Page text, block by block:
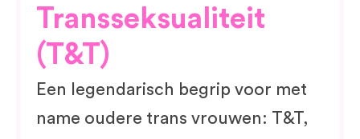
Transseksualiteit
(T&T)
Een legendarisch begrip voor met
name oudere trans vrouwen: T&T,